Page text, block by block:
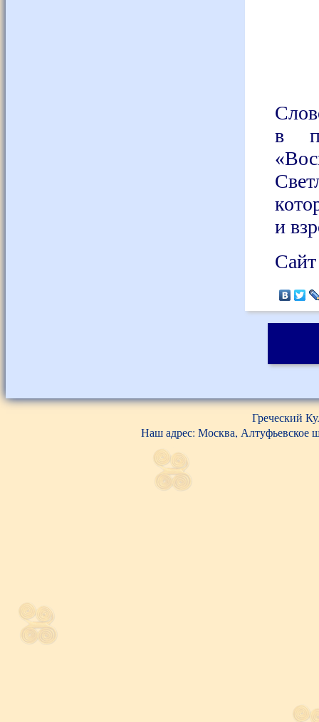
в
и
Греческий
Наш адрес: Москва, Алтуфьевское